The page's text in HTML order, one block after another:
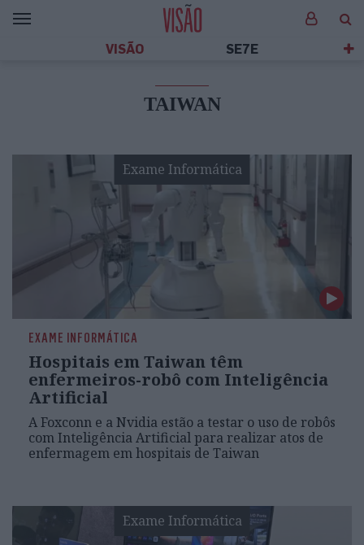
VISÃO SE7E
TAIWAN
Exame Informática
EXAME INFORMÁTICA
Hospitais em Taiwan têm
enfermeiros-robô com Inteligência
Artificial
A Foxconn e a Nvidia estão a testar o uso de robôs
com Inteligência Artificial para realizar atos de
enfermagem em hospitais de Taiwan
Exame Informática